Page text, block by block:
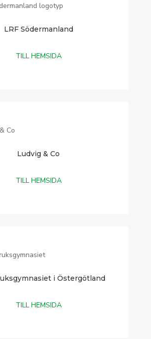
LRF Södermanland
TILL HEMSIDA
Ludvig & Co
TILL HEMSIDA
i Östergötland
TILL HEMSIDA